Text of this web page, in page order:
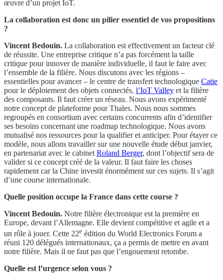
œuvre d’un projet IoT.
La collaboration est donc un pilier essentiel de vos propositions
?
Vincent Bedouin. La collaboration est effectivement un facteur clé
de réussite. Une entreprise critique n’a pas forcément la taille
critique pour innover de manière individuelle, il faut le faire avec
l’ensemble de la filière. Nous discutons avec les régions –
essentielles pour avancer – le centre de transfert technologique Catie
pour le déploiement des objets connectés, l’IoT Valley et la filière
des composants. Il faut créer un réseau. Nous avons expérimenté
notre concept de plateforme pour Thales. Nous nous sommes
regroupés en consortium avec certains concurrents afin d’identifier
ses besoins concernant une roadmap technologique. Nous avons
mutualisé nos ressources pour la qualifier et anticiper. Pour étayer ce
modèle, nous allons travailler sur une nouvelle étude début janvier,
en partenariat avec le cabinet Roland Berger, dont l’objectif sera de
valider si ce concept créé de la valeur. Il faut faire les choses
rapidement car la Chine investit énormément sur ces sujets. Il s’agit
d’une course internationale.
Quelle position occupe la France dans cette course ?
Vincent Bedouin. Notre filière électronique est la première en
Europe, devant l’Allemagne. Elle devient compétitive et agile et a
un rôle à jouer. Cette 22e édition du World Electronics Forum a
réuni 120 délégués internationaux, ça a permis de mettre en avant
notre filière. Mais il ne faut pas que l’engouement retombe.
Quelle est l’urgence selon vous ?